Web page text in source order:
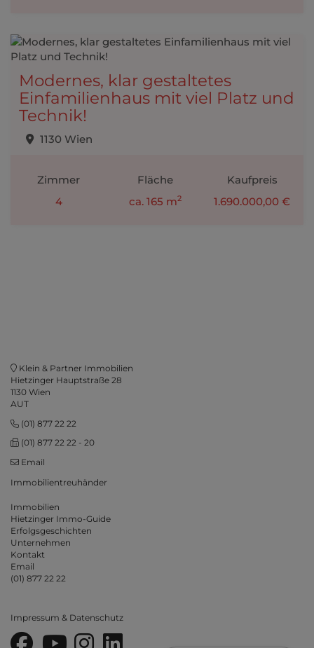
Modernes, klar gestaltetes
Einfamilienhaus mit viel Platz und
Technik!
1130 Wien
Zimmer
4
Fläche
ca. 165 m2
Kaufpreis
1.690.000,00 €
Klein & Partner Immobilien
Hietzinger Hauptstraße 28
1130 Wien
AUT
(01) 877 22 22
(01) 877 22 22 - 20
Email
Immobilientreuhänder
Immobilien
Hietzinger Immo-Guide
Erfolgsgeschichten
Unternehmen
Kontakt
Email
(01) 877 22 22
Impressum & Datenschutz